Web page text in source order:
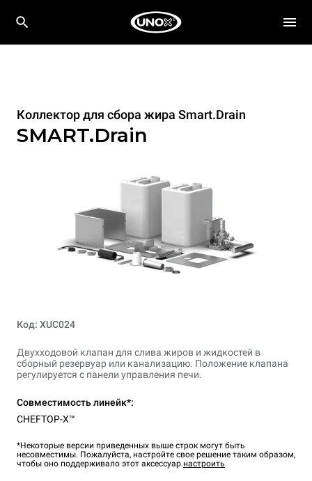
Коллектор для сбора жира Smart.Drain
SMART.Drain
Код: XUC024
Двухходовой клапан для слива жиров и жидкостей в
сборный резервуар или канализацию. Положение клапана
регулируется с панели управления печи.
Совместимость линейк*:
CHEFTOP-X™
*Некоторые версии приведенных выше строк могут быть
несовместимы. Пожалуйста, настройте свое решение таким образом,
чтобы оно поддерживало этот аксессуар.настроить